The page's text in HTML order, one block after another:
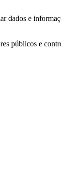
e
públicos e